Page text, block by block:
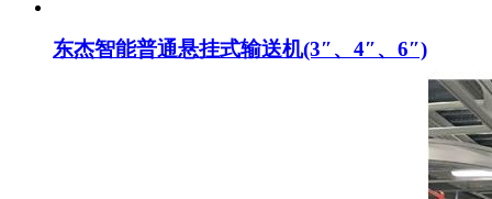
东杰智能普通悬挂式输送机(3″、4″、6″)